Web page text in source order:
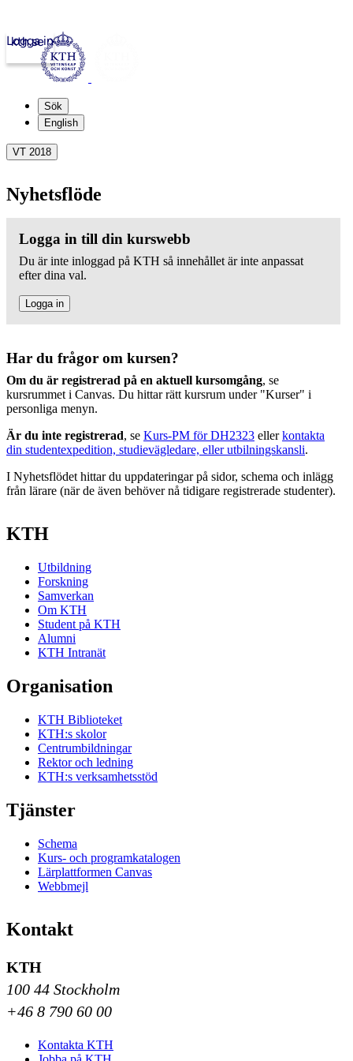
kth.se
Logga in
Sök
English
VT 2018
Nyhetsflöde
Logga in till din kurswebb
Du är inte inloggad på KTH så innehållet är inte anpassat
efter dina val.
Logga in
Har du frågor om kursen?
Om du är registrerad på en aktuell kursomgång, se
kursrummet i Canvas. Du hittar rätt kursrum under "Kurser" i
personliga menyn.
Är du inte registrerad, se Kurs-PM för DH2323 ellerkontakta
din studentexpedition, studievägledare, eller utbilningskansli.
I Nyhetsflödet hittar du uppdateringar på sidor, schema och inlägg
från lärare (när de även behöver nå tidigare registrerade studenter).
KTH
Utbildning
Forskning
Samverkan
Om KTH
Student på KTH
Alumni
KTH Intranät
Organisation
KTH Biblioteket
KTH:s skolor
Centrumbildningar
Rektor och ledning
KTH:s verksamhetsstöd
Tjänster
Schema
Kurs- och programkatalogen
Lärplattformen Canvas
Webbmejl
Kontakt
KTH
100 44 Stockholm
+46 8 790 60 00
Kontakta KTH